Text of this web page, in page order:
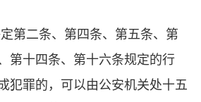
第二条、第四条、第五条、第
第十四条、第十六条规定的行
犯罪的，可以由公安机关处十五